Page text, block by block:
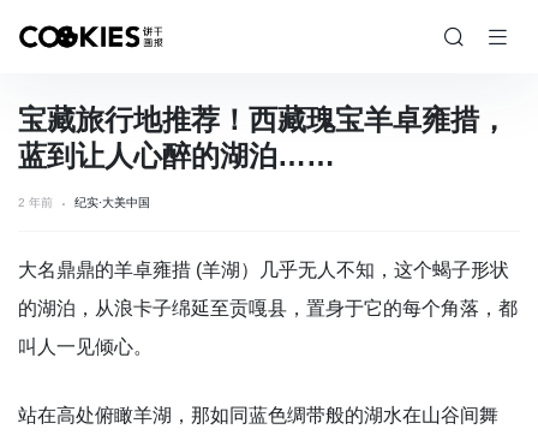
宝藏旅行地推荐！西藏瑰宝羊卓雍措，
蓝到让人心醉的湖泊……
2 年前 纪实·大美中国
大名鼎鼎的羊卓雍措 (羊湖）几乎无人不知，这个蝎子形状
的湖泊，从浪卡子绵延至贡嘎县，置身于它的每个角落，都
叫人一见倾心。
站在高处俯瞰羊湖，那如同蓝色绸带般的湖水在山谷间舞